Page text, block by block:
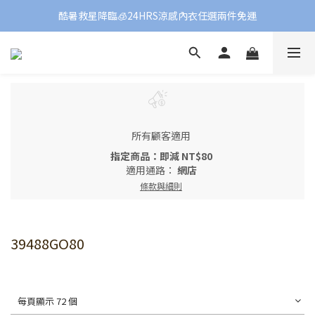
酷暑救星降臨🧊24HRS涼感內衣任選兩件免運
所有顧客適用
指定商品：即減 NT$80
適用通路： 網店
條款與細則
39488GO80
每頁顯示 72 個